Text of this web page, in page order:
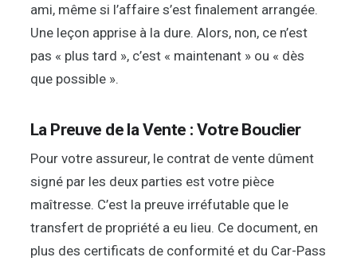
ami, même si l’affaire s’est finalement arrangée.
Une leçon apprise à la dure. Alors, non, ce n’est
pas « plus tard », c’est « maintenant » ou « dès
que possible ».
La Preuve de la Vente : Votre Bouclier
Pour votre assureur, le contrat de vente dûment
signé par les deux parties est votre pièce
maîtresse. C’est la preuve irréfutable que le
transfert de propriété a eu lieu. Ce document, en
plus des certificats de conformité et du Car-Pass